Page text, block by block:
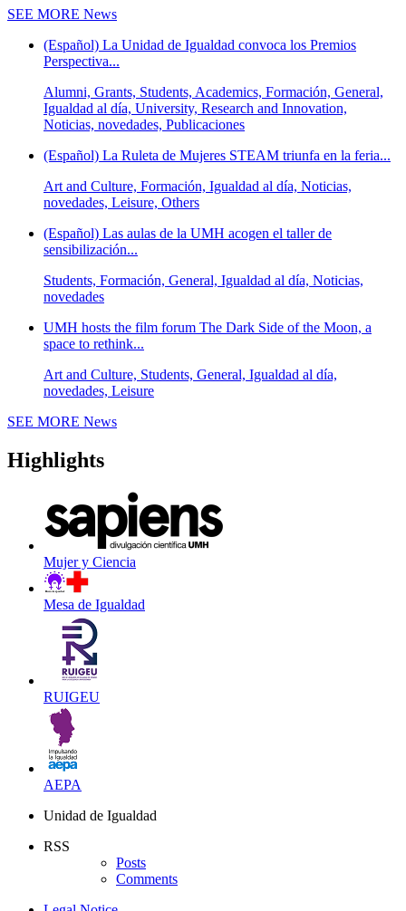
SEE MORE News
(Español) La Unidad de Igualdad convoca los Premios
Perspectiva...
Alumni, Grants, Students, Academics, Formación, General,
Igualdad al día, University, Research and Innovation,
Noticias, novedades, Publicaciones
(Español) La Ruleta de Mujeres STEAM triunfa en la feria...
Art and Culture, Formación, Igualdad al día, Noticias,
novedades, Leisure, Others
(Español) Las aulas de la UMH acogen el taller de
sensibilización...
Students, Formación, General, Igualdad al día, Noticias,
novedades
UMH hosts the film forum The Dark Side of the Moon, a
space to rethink...
Art and Culture, Students, General, Igualdad al día,
novedades, Leisure
SEE MORE News
Highlights
Mujer y Ciencia
Mesa de Igualdad
RUIGEU
AEPA
Unidad de Igualdad
RSS
Posts
Comments